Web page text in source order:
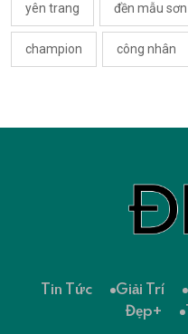
yên trang đền mẫu sơn
champion công nhân
Tin Tức Giải Trí
Đẹp+